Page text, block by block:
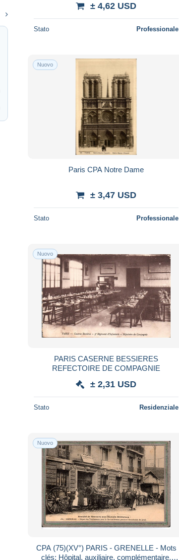
± 4,62 USD
Stato Professionale
Nuovo
Paris CPA Notre Dame
± 3,47 USD
Stato Professionale
Nuovo
PARIS CASERNE BESSIERES
REFECTOIRE DE COMPAGNIE
± 2,31 USD
Stato Residenziale
Nuovo
CPA (75)(XV°) PARIS - GRENELLE - Mots
clés: Hôpital, auxiliaire, complémentaire,